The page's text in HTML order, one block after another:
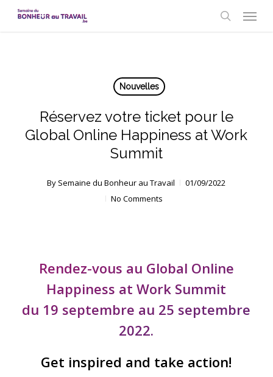
Menu
Nouvelles
Réservez votre ticket pour le
Global Online Happiness at Work
Summit
By Semaine du Bonheur au Travail
01/09/2022
No Comments
Rendez-vous au Global Online
Happiness at Work Summit
du 19 septembre au 25 septembre
2022.
Get inspired and take action!